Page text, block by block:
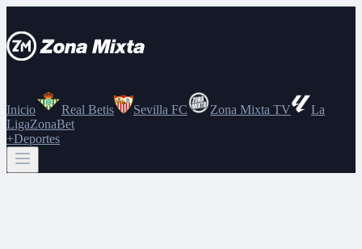
Inicio Real Betis Sevilla FC Zona Mixta TV
La
LigaZonaBet
+Deportes